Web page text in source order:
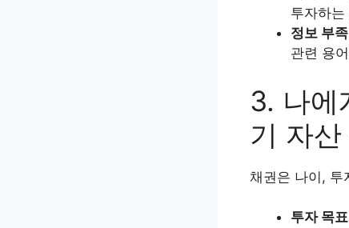
투자하
정보 부
관련 용
3. 나에
기 자
채권은 나이, 투
투자 목